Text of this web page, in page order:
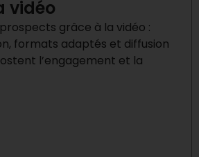
vidéo
grâce à la vidéo :
formats adaptés et diffusion
l’engagement et la